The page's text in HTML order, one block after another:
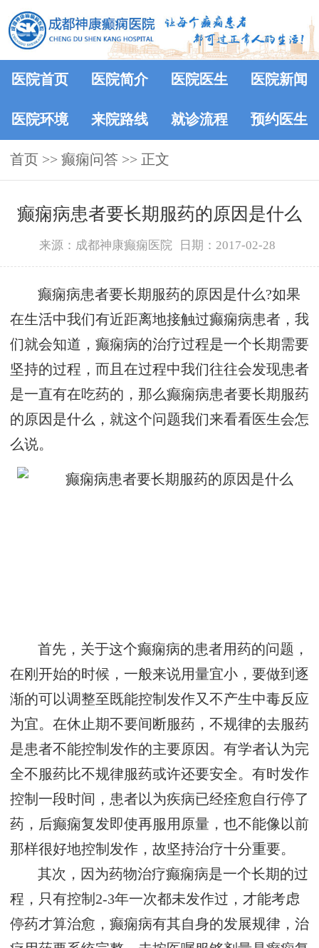
医院首页 医院简介 医院医生 医院新闻
医院环境 来院路线 就诊流程 预约医生
首页 >> 癫痫问答 >> 正文
癫痫病患者要长期服药的原因是什么
来源：成都神康癫痫医院 日期：2017-02-28
癫痫病患者要长期服药的原因是什么?如果
在生活中我们有近距离地接触过癫痫病患者，我
们就会知道，癫痫病的治疗过程是一个长期需要
坚持的过程，而且在过程中我们往往会发现患者
是一直有在吃药的，那么癫痫病患者要长期服药
的原因是什么，就这个问题我们来看看医生会怎
么说。
首先，关于这个癫痫病的患者用药的问题，
在刚开始的时候，一般来说用量宜小，要做到逐
渐的可以调整至既能控制发作又不产生中毒反应
为宜。在休止期不要间断服药，不规律的去服药
是患者不能控制发作的主要原因。有学者认为完
全不服药比不规律服药或许还要安全。有时发作
控制一段时间，患者以为疾病已经痊愈自行停了
药，后癫痫复发即使再服用原量，也不能像以前
那样很好地控制发作，故坚持治疗十分重要。
其次，因为药物治疗癫痫病是一个长期的过
程，只有控制2-3年一次都未发作过，才能考虑
停药才算治愈，癫痫病有其自身的发展规律，治